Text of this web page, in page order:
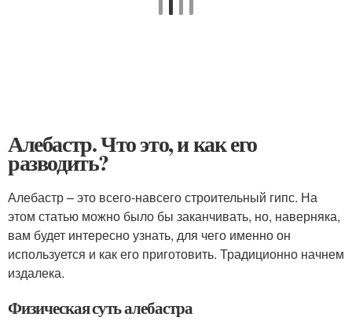
Алебастр. Что это, и как его
разводить?
Алебастр – это всего-навсего строительный гипс. На
этом статью можно было бы заканчивать, но, наверняка,
вам будет интересно узнать, для чего именно он
используется и как его приготовить. Традиционно начнем
издалека.
Физическая суть алебастра